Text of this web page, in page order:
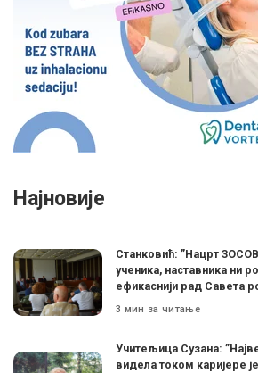
Најновије
Станковић: ”Нацрт
ученика, наставника ни
ефикаснији рад Савета
3 мин за читање
Учитељица Сузана:
видела током каријере